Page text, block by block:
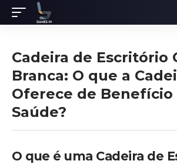
Cadeira de Escritório
Branca: O que a
Oferece de Benefício
Saúde?
O que é uma Cadeira de